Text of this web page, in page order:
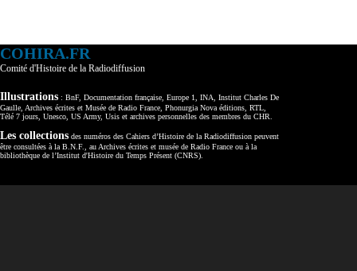
COHIRA.FR
Comité d'Histoire de la Radiodiffusion
Illustrations : BnF, Documentation française, Europe 1, INA, Institut Charles De
Gaulle, Archives écrites et Musée de Radio France, Phonurgia Nova éditions, RTL,
Télé 7 jours, Unesco, US Army, Usis et archives personnelles des membres du CHR.
Les collections des numéros des Cahiers d’Histoire de la Radiodiffusion peuvent
être consultées à la B.N.F., au Archives écrites et musée de Radio France ou à la
bibliothèque de l’Institut d'Histoire du Temps Présent (CNRS).